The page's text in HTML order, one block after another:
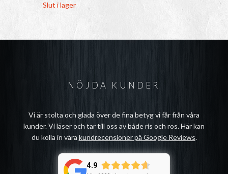
Slut i lager
NÖJDA KUNDER
Vi är stolta och glada över de fina betyg vi får från våra
kunder. Vi läser och tar till oss av både ris och ros. Här kan
du kolla in våra kundrecensioner på Google Reviews.
4.9